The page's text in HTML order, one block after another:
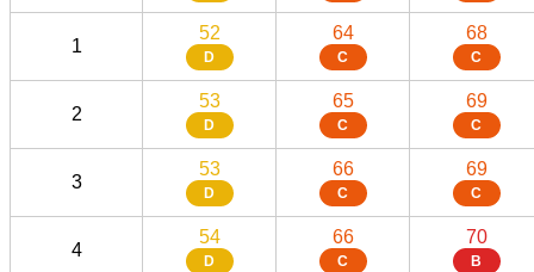
1
52
D
64
C
68
C
2
53
D
65
C
69
C
3
53
D
66
C
69
C
4
54
D
66
C
70
B